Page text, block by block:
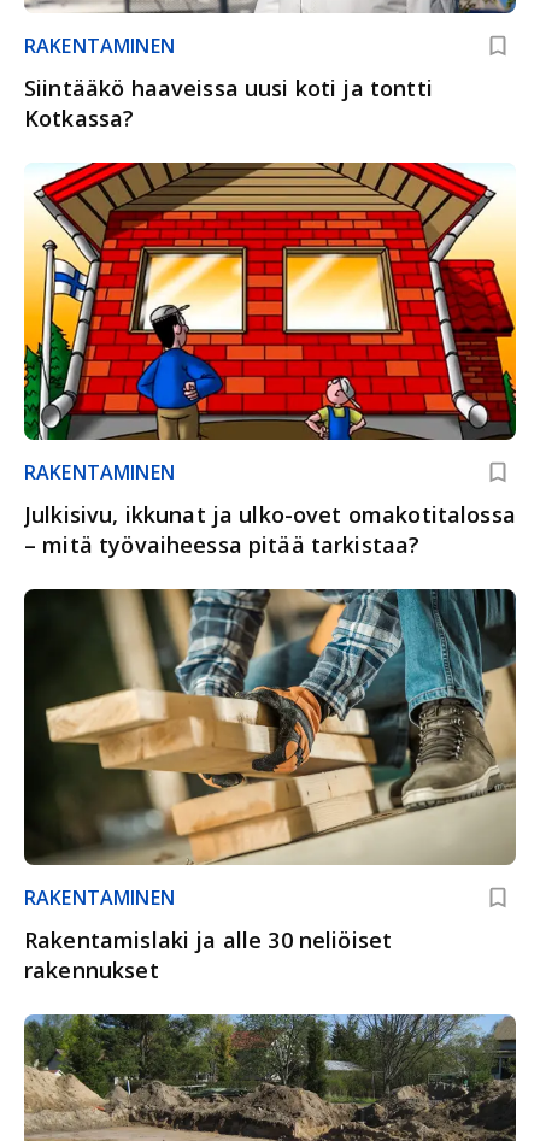
RAKENTAMINEN
Siintääkö haaveissa uusi koti ja tontti
Kotkassa?
RAKENTAMINEN
Julkisivu, ikkunat ja ulko-ovet omakotitalossa
– mitä työvaiheessa pitää tarkistaa?
RAKENTAMINEN
Rakentamislaki ja alle 30 neliöiset
rakennukset